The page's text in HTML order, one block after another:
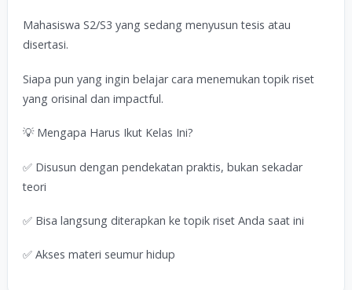
Mahasiswa S2/S3 yang sedang menyusun tesis atau
disertasi.
Siapa pun yang ingin belajar cara menemukan topik riset
yang orisinal dan impactful.
💡 Mengapa Harus Ikut Kelas Ini?
✅ Disusun dengan pendekatan praktis, bukan sekadar
teori
✅ Bisa langsung diterapkan ke topik riset Anda saat ini
✅ Akses materi seumur hidup